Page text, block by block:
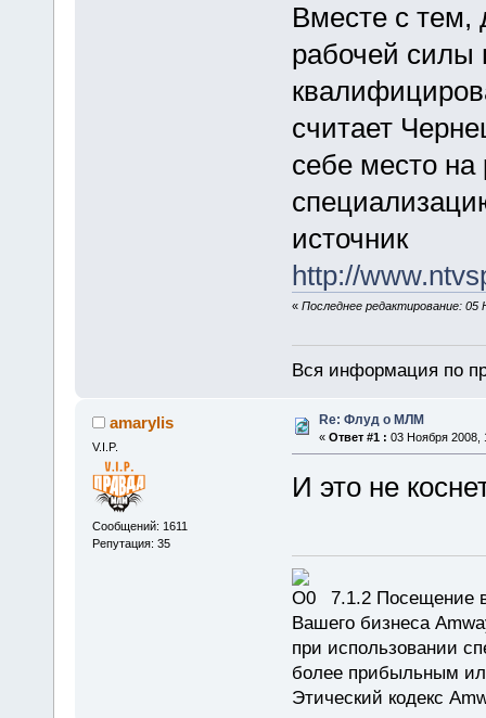
Вместе с тем,
рабочей силы
считает
себе место
источник
http://
« Последнее редактирование: 05
Вся информация по
amarylis
V.I.P.
Сообщений: 1611
Репутация: 35
Re: Флуд о МЛМ
« Ответ #1 : 03 Ноября 2008,
И это не
7.1.2 Посещение
Вашего бизнеса
при использовании
более прибыльным
Этический кодекс